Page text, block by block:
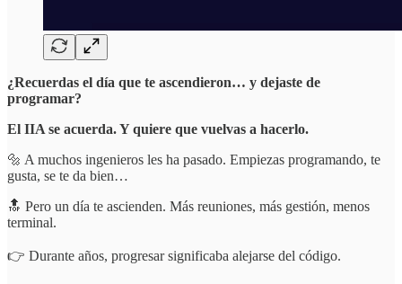
¿Recuerdas el día que te ascendieron… y dejaste de
programar?
El IIA se acuerda. Y quiere que vuelvas a hacerlo.
🔩 A muchos ingenieros les ha pasado. Empiezas programando, te
gusta, se te da bien…
🔝 Pero un día te ascienden. Más reuniones, más gestión, menos
terminal.
👉 Durante años, progresar significaba alejarse del código.